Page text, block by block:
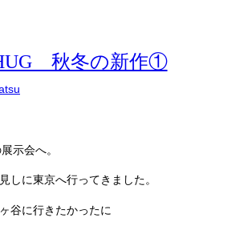
秋冬の新作①
示会へ。
しに東京へ行ってきました。
谷に行きたかったに